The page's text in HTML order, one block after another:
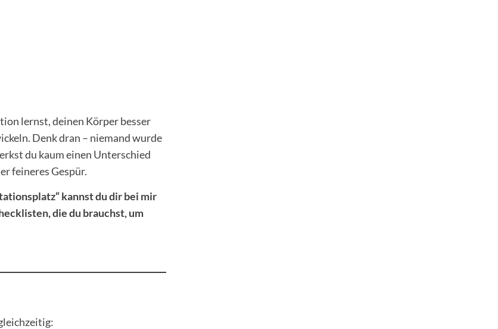
lernst, deinen Körper besser
Denk dran – niemand wurde
du kaum einen Unterschied
feineres Gespür.
kannst du dir bei mir
die du brauchst, um